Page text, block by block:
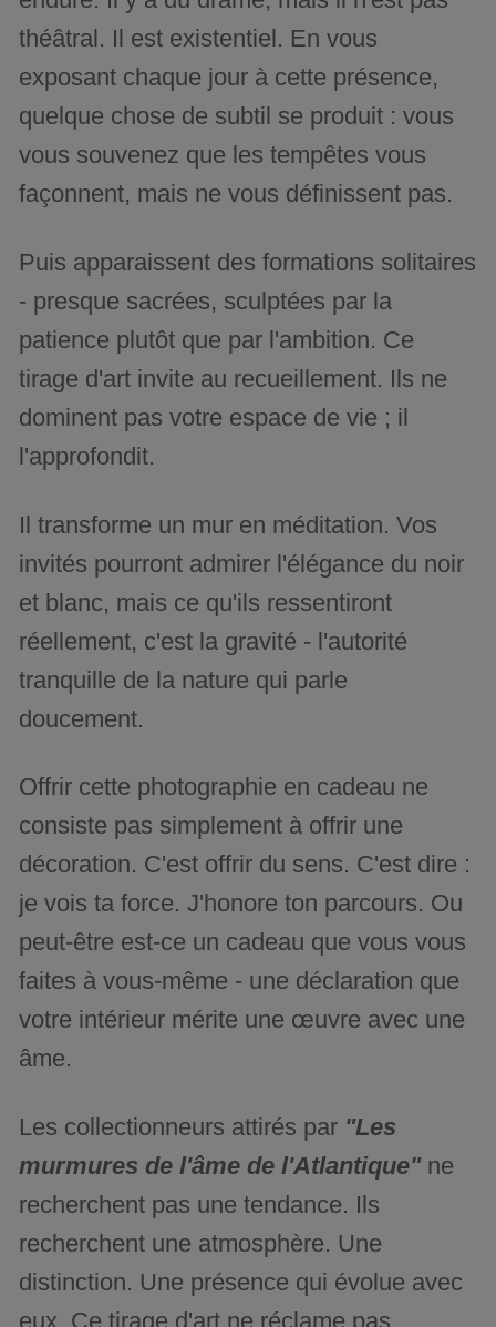
théâtral. Il est existentiel. En vous
exposant chaque jour à cette présence,
quelque chose de subtil se produit : vous
vous souvenez que les tempêtes vous
façonnent, mais ne vous définissent pas.
Puis apparaissent des formations solitaires
- presque sacrées, sculptées par la
patience plutôt que par l'ambition. Ce
tirage d'art invite au recueillement. Ils ne
dominent pas votre espace de vie ; il
l'approfondit.
Il transforme un mur en méditation. Vos
invités pourront admirer l'élégance du noir
et blanc, mais ce qu'ils ressentiront
réellement, c'est la gravité - l'autorité
tranquille de la nature qui parle
doucement.
Offrir cette photographie en cadeau ne
consiste pas simplement à offrir une
décoration. C'est offrir du sens. C'est dire :
je vois ta force. J'honore ton parcours. Ou
peut-être est-ce un cadeau que vous vous
faites à vous-même - une déclaration que
votre intérieur mérite une œuvre avec une
âme.
Les collectionneurs attirés par "Les
murmures de l'âme de l'Atlantique"ne
recherchent pas une tendance. Ils
recherchent une atmosphère. Une
distinction. Une présence qui évolue avec
eux. Ce tirage d'art ne réclame pas